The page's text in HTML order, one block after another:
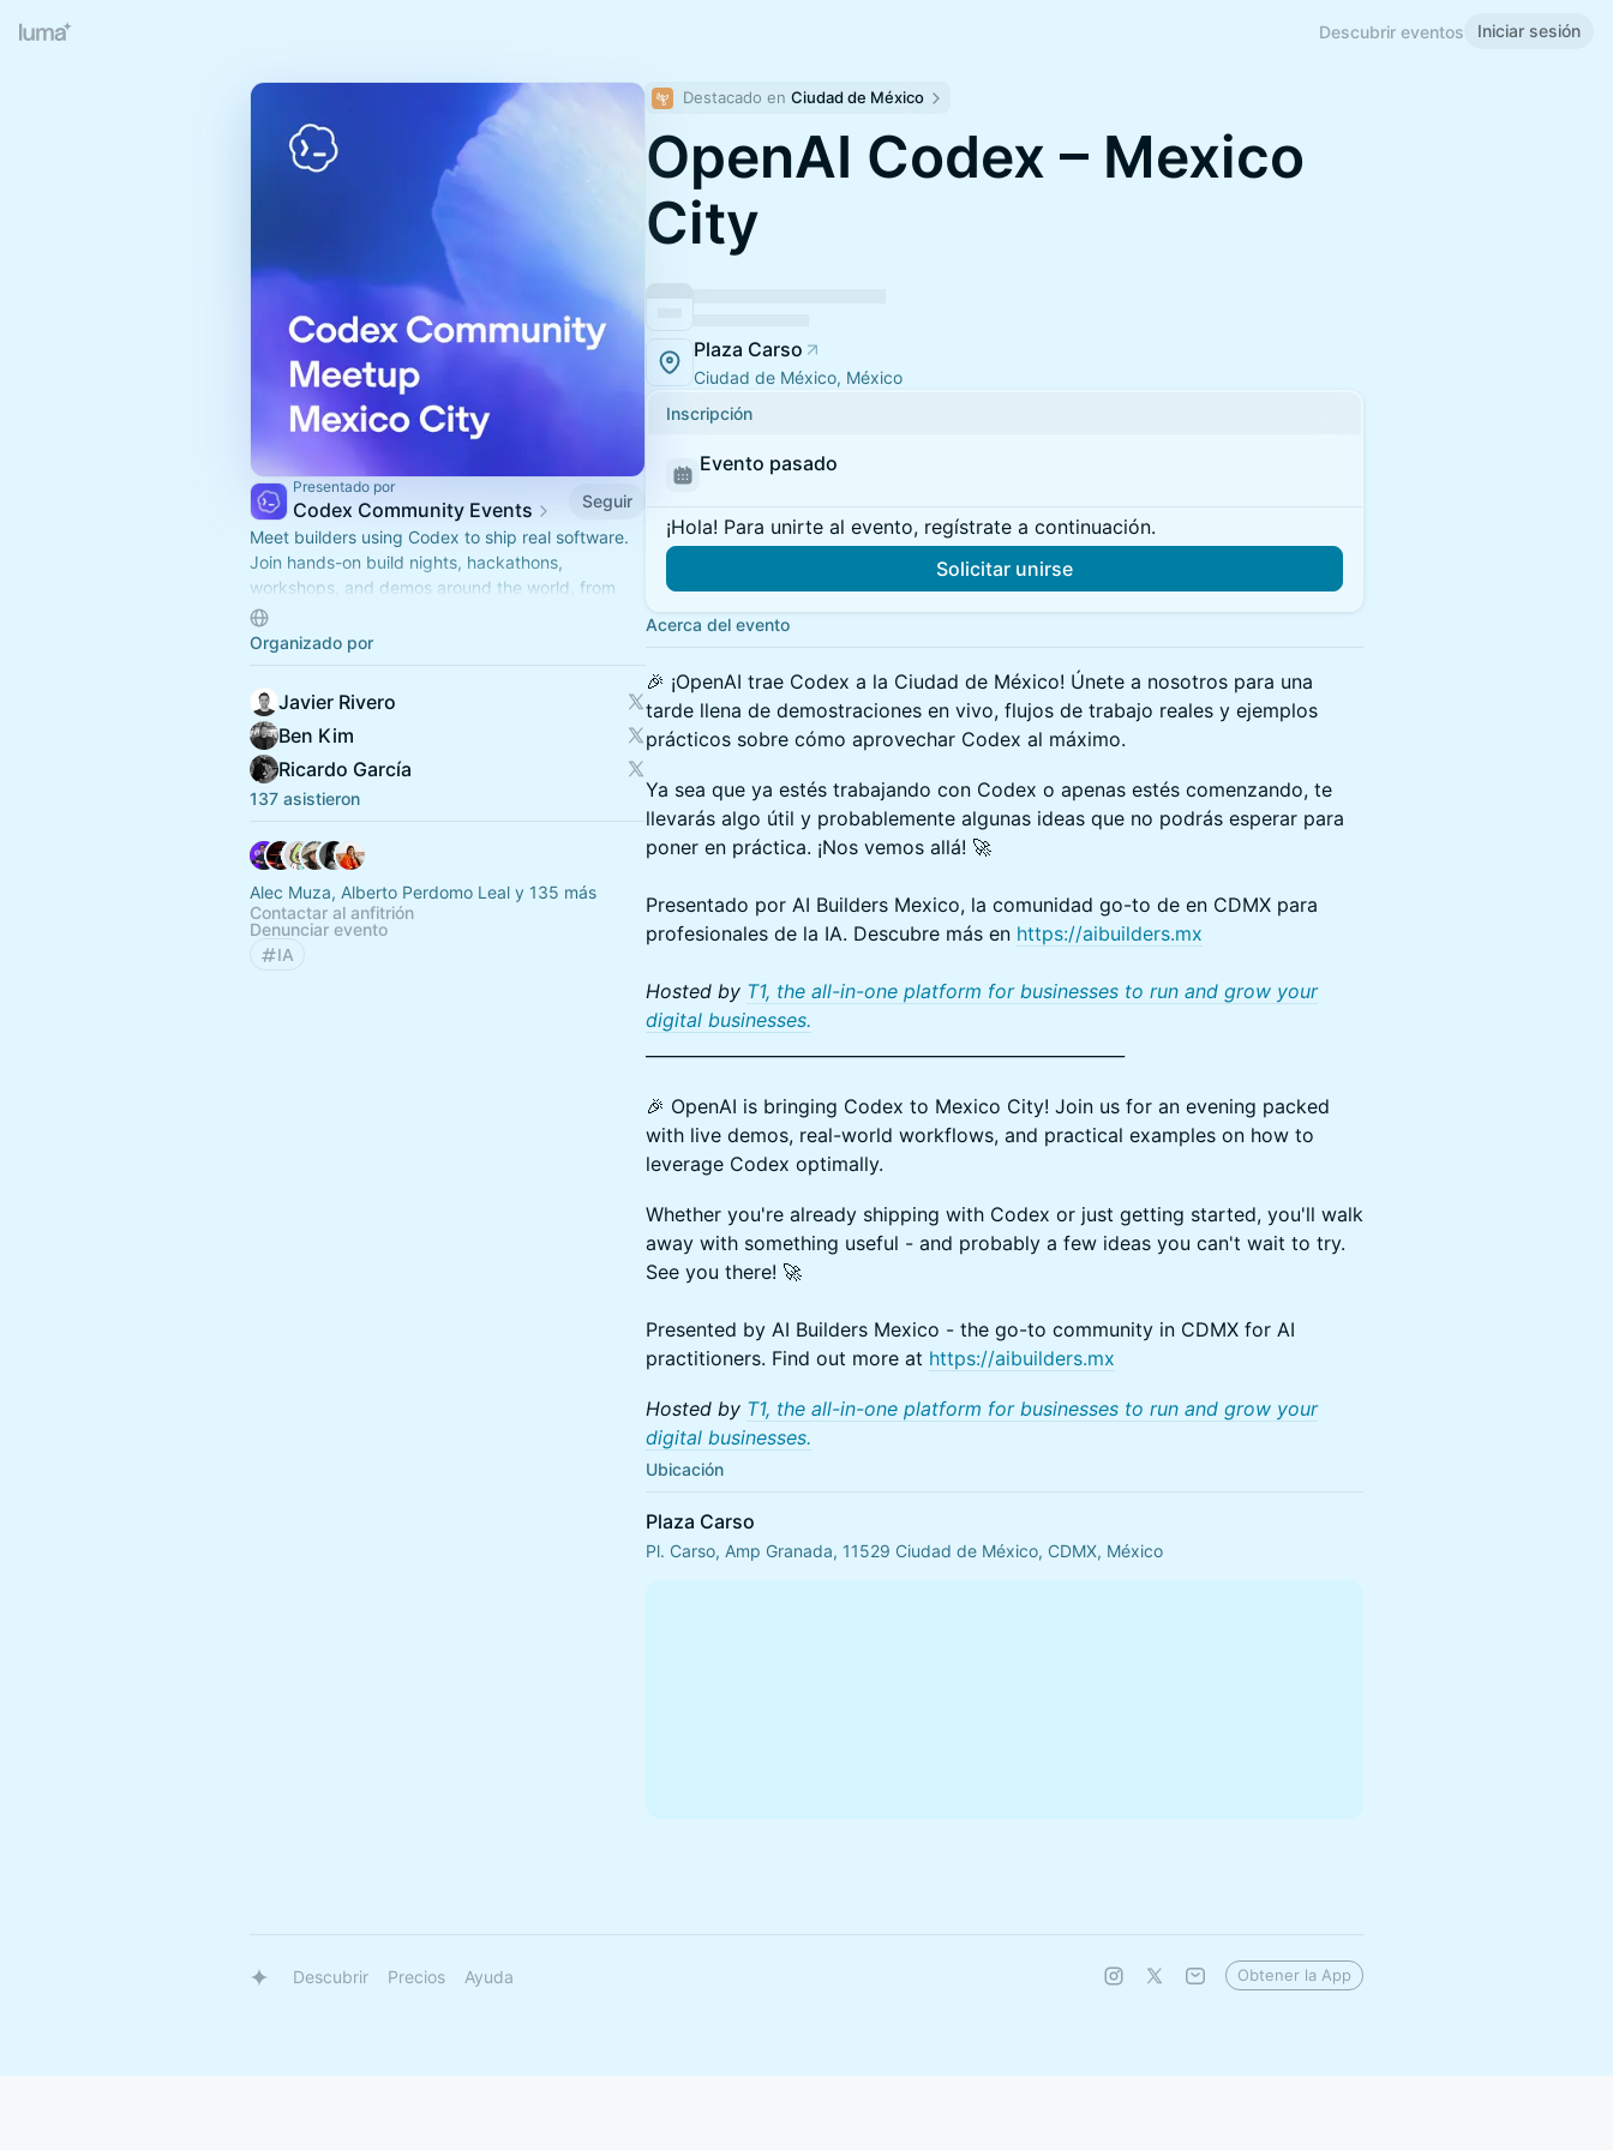
Descubrir eventos Iniciar sesión
Presentado por
Codex Community Events
Seguir
Meet builders using Codex to ship real software.
Join hands-on build nights, hackathons,
workshops, and demos around the world, from
first setup to multi-agent workflows, plugin,
automations, and mor.
Organizado por
Javier Rivero
Ben Kim
Ricardo García
137 asistieron
Alec Muza, Alberto Perdomo Leal y 135 más
Contactar al anfitrión
Denunciar evento
IA
Destacado en Ciudad de México
OpenAI Codex – Mexico
City
Plaza Carso
Ciudad de México, México
Inscripción
Evento pasado
¡Hola! Para unirte al evento, regístrate a continuación.
Solicitar unirse
Acerca del evento
🎉 ¡OpenAI trae Codex a la Ciudad de México! Únete a nosotros para una
tarde llena de demostraciones en vivo, flujos de trabajo reales y ejemplos
prácticos sobre cómo aprovechar Codex al máximo.
Ya sea que ya estés trabajando con Codex o apenas estés comenzando, te
llevarás algo útil y probablemente algunas ideas que no podrás esperar para
poner en práctica. ¡Nos vemos allá! 🚀
Presentado por AI Builders Mexico, la comunidad go-to de en CDMX para
profesionales de la IA. Descubre más en https://aibuilders.mx
Hosted by T1, the all-in-one platform for businesses to run and grow your
digital businesses.
🎉 OpenAI is bringing Codex to Mexico City! Join us for an evening packed
with live demos, real-world workflows, and practical examples on how to
leverage Codex optimally.
Whether you're already shipping with Codex or just getting started, you'll walk
away with something useful - and probably a few ideas you can't wait to try.
See you there! 🚀
Presented by AI Builders Mexico - the go-to community in CDMX for AI
practitioners. Find out more at https://aibuilders.mx
Hosted by T1, the all-in-one platform for businesses to run and grow your
digital businesses.
Ubicación
Plaza Carso
Pl. Carso, Amp Granada, 11529 Ciudad de México, CDMX, México
Descubrir Precios Ayuda Obtener la App